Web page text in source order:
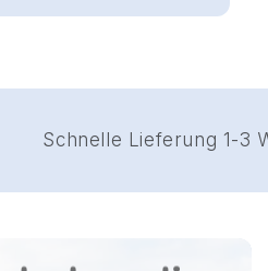
Schnelle Lieferung